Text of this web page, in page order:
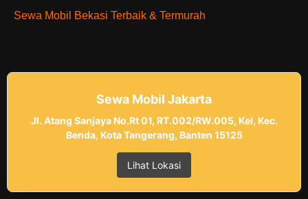
Sewa Mobil Bekasi Terbaik & Termurah
Sewa Mobil Jakarta
Jl. Atang Sanjaya No.Rt 01, RT.002/RW.005, Kel, Kec.
Benda, Kota Tangerang, Banten 15125
Lihat Lokasi